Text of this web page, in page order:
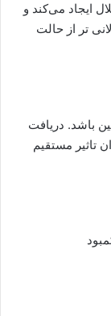
ایجاد می‌کند و
تر از حالت
باشد. دریافت
تاثیر مستقیم